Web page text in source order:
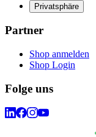
Privatsphäre
Partner
Shop anmelden
Shop Login
Folge uns